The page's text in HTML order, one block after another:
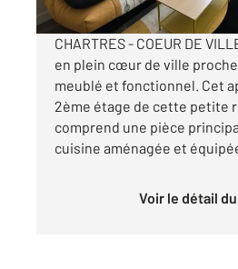
CHARTRES - COEUR DE
en plein cœur de ville proche
meublé et fonctionnel. Cet
2ème étage de cette petite
comprend une pièce
cuisine aménagée et équipée
Voir le détail